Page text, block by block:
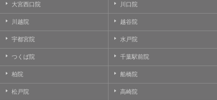
大宮西口院 川口院
川越院 越谷院
宇都宮院 水戸院
つくば院 千葉駅前院
柏院 船橋院
松戸院 高崎院